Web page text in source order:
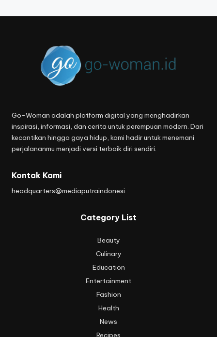
Go-Woman adalah platform digital yang menghadirkan
inspirasi, informasi, dan cerita untuk perempuan modern. Dari
kecantikan hingga gaya hidup, kami hadir untuk menemani
perjalananmu menjadi versi terbaik diri sendiri.
Kontak Kami
headquarters@mediaputraindonesi
Category List
Beauty
Culinary
Education
Entertainment
Fashion
Health
News
Recipes